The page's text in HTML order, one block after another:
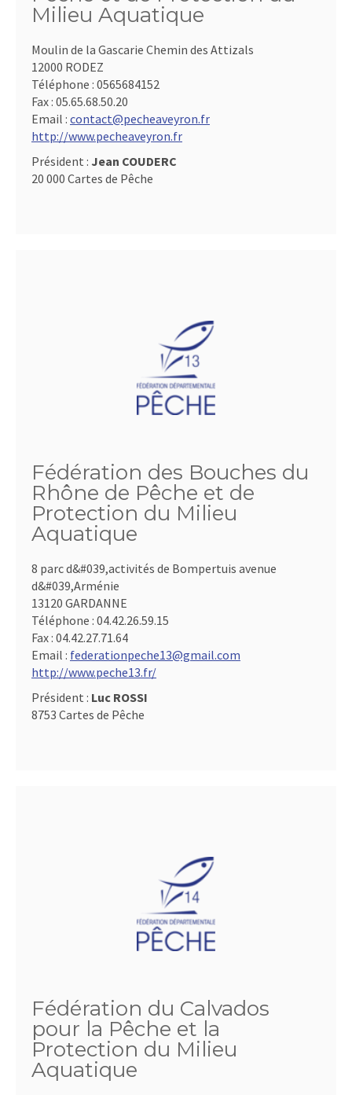
Milieu Aquatique
Moulin de la Gascarie Chemin des Attizals
12000 RODEZ
Téléphone : 0565684152
Fax : 05.65.68.50.20
Email : contact@pecheaveyron.fr
http://www.pecheaveyron.fr
Président : Jean COUDERC
20 000 Cartes de Pêche
Fédération des Bouches du
Rhône de Pêche et de
Protection du Milieu
Aquatique
8 parc d&#039,activités de Bompertuis avenue
d&#039,Arménie
13120 GARDANNE
Téléphone : 04.42.26.59.15
Fax : 04.42.27.71.64
Email : federationpeche13@gmail.com
http://www.peche13.fr/
Président : Luc ROSSI
8753 Cartes de Pêche
Fédération du Calvados
pour la Pêche et la
Protection du Milieu
Aquatique